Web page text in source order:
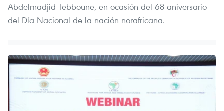
Abdelmadjid Tebboune, en ocasión del 68 aniversario
del Día Nacional de la nación norafricana.